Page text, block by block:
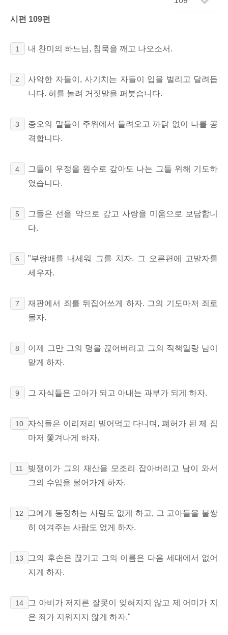
시편 109편
1 내 찬미의 하느님, 침묵을 깨고 나오소서.
2
사악한 자들이, 사기치는 자들이 입을 벌리고 달려듭
니다. 혀를 놀려 거짓말을 퍼붓습니다.
3
증오의 말들이 주위에서 들려오고 까닭 없이 나를 공
격합니다.
4
그들이 우정을 원수로 갚아도 나는 그들 위해 기도하
였습니다.
5
그들은 선을 악으로 갚고 사랑을 미움으로 보답합니
다.
6
"부랑배를 내세워 그를 치자. 그 오른편에 고발자를
세우자.
7
재판에서 죄를 뒤집어쓰게 하자. 그의 기도마저 죄로
몰자.
8
이제 그만 그의 명을 끊어버리고 그의 직책일랑 남이
맡게 하자.
9 그 자식들은 고아가 되고 아내는 과부가 되게 하자.
10
자식들은 이리저리 빌어먹고 다니며, 폐허가 된 제 집
마저 쫓겨나게 하자.
11
빚쟁이가 그의 재산을 모조리 잡아버리고 남이 와서
그의 수입을 털어가게 하자.
12
그에게 동정하는 사람도 없게 하고, 그 고아들을 불쌍
히 여겨주는 사람도 없게 하자.
13
그의 후손은 끊기고 그의 이름은 다음 세대에서 없어
지게 하자.
14
그 아비가 저지른 잘못이 잊혀지지 않고 제 어미가 지
은 죄가 지워지지 않게 하자."